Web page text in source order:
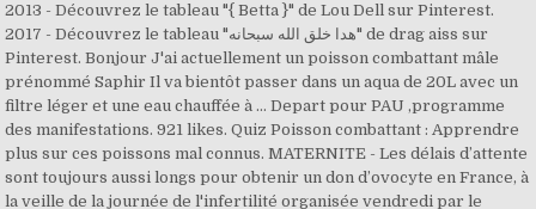
2013 - Découvrez le tableau "{ Betta }" de Lou Dell sur Pinterest.
2017 - Découvrez le tableau "هدا خلق الله سبحانه" de drag aiss sur
Pinterest. Bonjour J'ai actuellement un poisson combattant mâle
prénommé Saphir Il va bientôt passer dans un aqua de 20L avec un
filtre léger et une eau chauffée à … Depart pour PAU ,programme
des manifestations. 921 likes. Quiz Poisson combattant : Apprendre
plus sur ces poissons mal connus. MATERNITE - Les délais d’attente
sont toujours aussi longs pour obtenir un don d’ovocyte en France, à
la veille de la journée de l'infertilité organisée vendredi par le